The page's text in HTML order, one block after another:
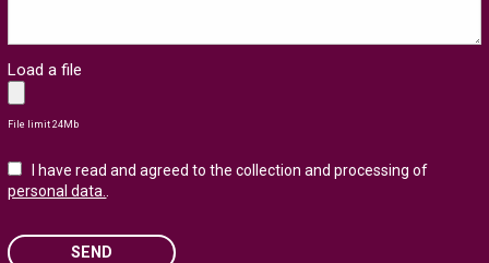
Load a file
File limit 24Mb
I have read and agreed to the collection and processing of
personal data..
SEND